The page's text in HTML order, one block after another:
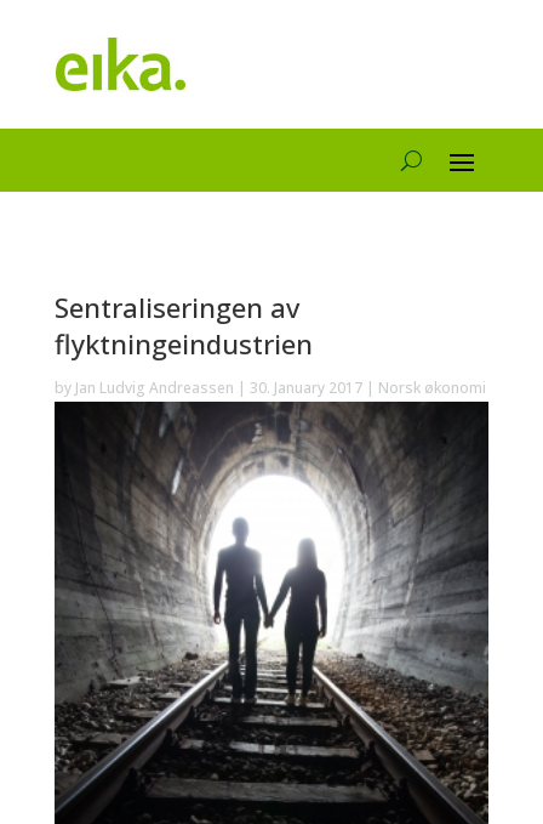
Sentraliseringen av
flyktningeindustrien
by Jan Ludvig Andreassen | 30. January 2017| Norsk økonomi